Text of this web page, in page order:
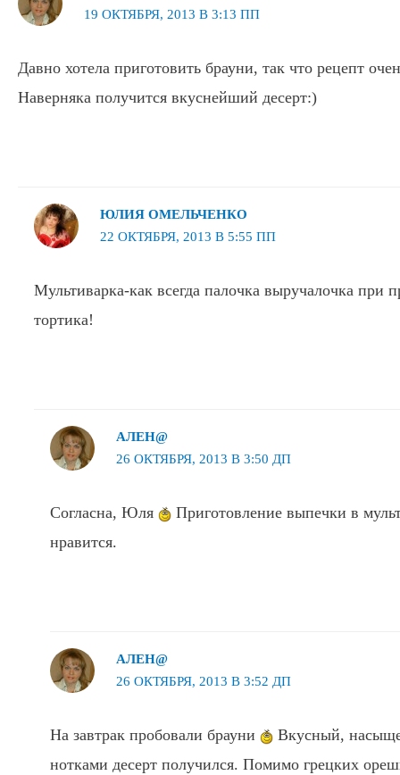
19 ОКТЯБРЯ, 2013 В 3:13 ПП
Давно хотела приготовить брауни, так что рецепт
Наверняка получится вкуснейший десерт:)
ЮЛИЯ ОМЕЛЬЧЕНКО
22 ОКТЯБРЯ, 2013 В 5:55 ПП
Мультиварка-как всегда палочка выручалочка при
тортика!
АЛЕН@
26 ОКТЯБРЯ, 2013 В 3:50 ДП
Согласна, Юля
Приготовление выпечки в
нравится.
АЛЕН@
26 ОКТЯБРЯ, 2013 В 3:52 ДП
На завтрак пробовали брауни
Вкусный,
нотками десерт получился. Помимо грецких